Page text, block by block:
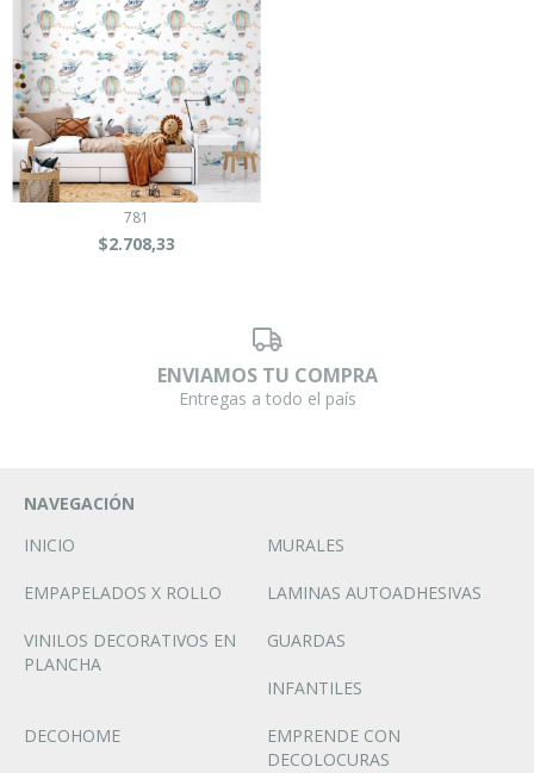
781
$2.708,33
ENVIAMOS TU COMPRA
Entregas a todo el país
NAVEGACIÓN
INICIO
MURALES
EMPAPELADOS X ROLLO LAMINAS AUTOADHESIVAS
VINILOS DECORATIVOS EN
PLANCHA
GUARDAS
INFANTILES
DECOHOME
EMPRENDE CON
DECOLOCURAS